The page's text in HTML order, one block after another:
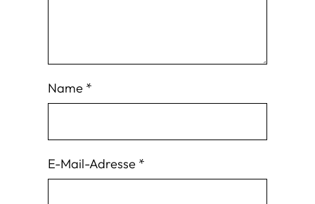
Name *
E-Mail-Adresse *